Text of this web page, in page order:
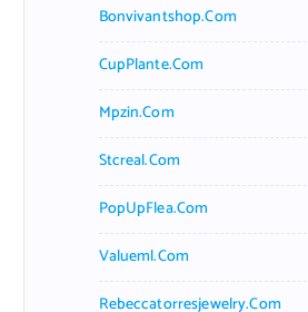
Bonvivantshop.com
CupPlante.com
Mpzin.com
Stcreal.com
PopUpFlea.com
Valueml.com
Rebeccatorresjewelry.com